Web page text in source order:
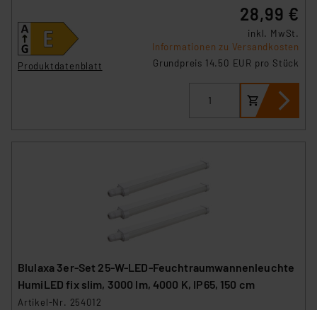
Produktdatenblatt
28,99 €
inkl. MwSt.
Informationen zu Versandkosten
Grundpreis 14.50 EUR pro Stück
Blulaxa 3er-Set 25-W-LED-Feuchtraumwannenleuchte
HumiLED fix slim, 3000 lm, 4000 K, IP65, 150 cm
Artikel-Nr. 254012